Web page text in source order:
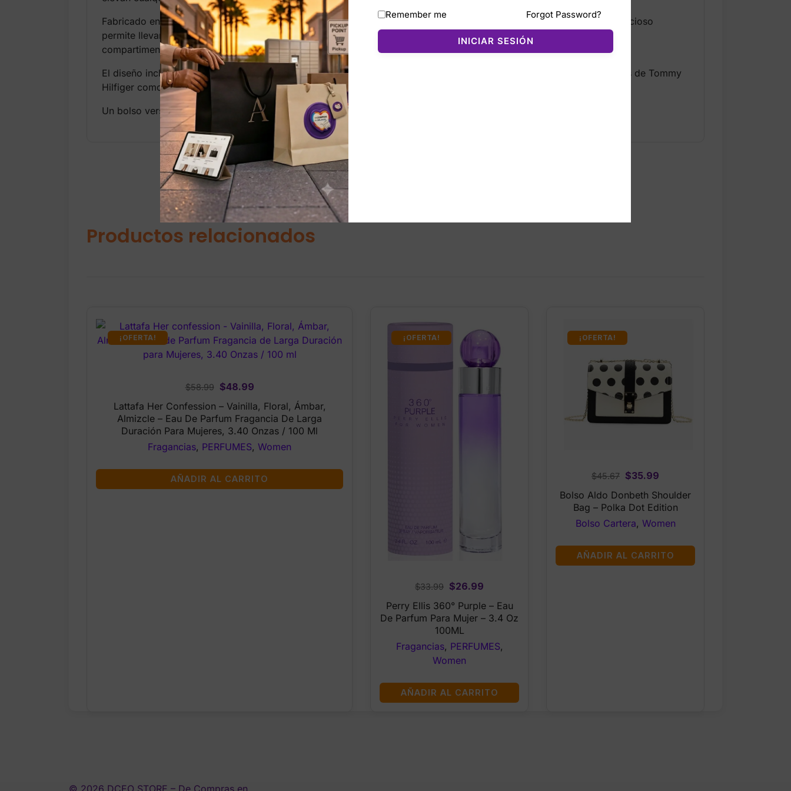
Fabricado en material resistente tipo cuero vegano (PU), ofrece durabilidad y un acabado sofisticado. Su interior espacioso
permite llevar cartera, teléfono, llaves, cosméticos, agenda, lentes y más, manteniendo todo organizado gracias a sus
compartimentos internos.
El diseño incluye asas cómodas para el hombro o correa ajustable (según el modelo), cierre seguro y detalles icónicos de Tommy
Hilfiger como el logo metálico o placa frontal. Es ideal para trabajo, universidad, viajes o uso casual diario.
Un bolso versátil, femenino y elegante que combina estilo y funcionalidad.
Productos relacionados
¡OFERTA!
$58.99
Original
price
was:
$58.99.
$48.99Current
price
is:
$48.99.
Lattafa Her Confession – Vainilla, Floral, Ámbar,
Almizcle – Eau De Parfum Fragancia De Larga
Duración Para Mujeres, 3.40 Onzas / 100 Ml
Fragancias, PERFUMES, Women
AÑADIR AL CARRITO
¡OFERTA!
$33.99 Original
price
was:
$33.99.
$26.99
price
is:
Perry Ellis 360° Purple – Eau
De Parfum Para Mujer – 3.4 Oz
100ML
Fragancias, PERFUMES,
Women
AÑADIR AL CARRITO
¡OFERTA!
$45.67 Original
price
was:
$45.67.
$35.99
price
is:
Bolso Aldo Donbeth Shoulder
Bag – Polka Dot Edition
Bolso Cartera, Women
AÑADIR AL CARRITO
Remember me Forgot Password?
INICIAR SESIÓN